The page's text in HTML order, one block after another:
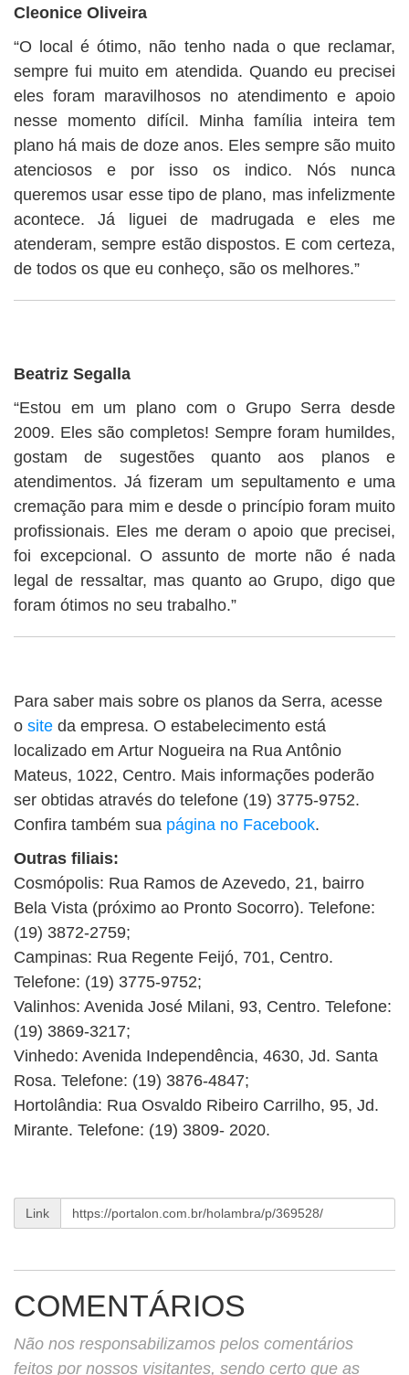
Cleonice Oliveira
“O local é ótimo, não tenho nada o que reclamar,
sempre fui muito em atendida. Quando eu precisei
eles foram maravilhosos no atendimento e apoio
nesse momento difícil. Minha família inteira tem
plano há mais de doze anos. Eles sempre são muito
atenciosos e por isso os indico. Nós nunca
queremos usar esse tipo de plano, mas infelizmente
acontece. Já liguei de madrugada e eles me
atenderam, sempre estão dispostos. E com certeza,
de todos os que eu conheço, são os melhores.”
Beatriz Segalla
“Estou em um plano com o Grupo Serra desde
2009. Eles são completos! Sempre foram humildes,
gostam de sugestões quanto aos planos e
atendimentos. Já fizeram um sepultamento e uma
cremação para mim e desde o princípio foram muito
profissionais. Eles me deram o apoio que precisei,
foi excepcional. O assunto de morte não é nada
legal de ressaltar, mas quanto ao Grupo, digo que
foram ótimos no seu trabalho.”
Para saber mais sobre os planos da Serra, acesse
o site da empresa. O estabelecimento está
localizado em Artur Nogueira na Rua Antônio
Mateus, 1022, Centro. Mais informações poderão
ser obtidas através do telefone (19) 3775-9752.
Confira também sua página no Facebook.
Outras filiais:
Cosmópolis: Rua Ramos de Azevedo, 21, bairro
Bela Vista (próximo ao Pronto Socorro). Telefone:
(19) 3872-2759;
Campinas: Rua Regente Feijó, 701, Centro.
Telefone: (19) 3775-9752;
Valinhos: Avenida José Milani, 93, Centro. Telefone:
(19) 3869-3217;
Vinhedo: Avenida Independência, 4630, Jd. Santa
Rosa. Telefone: (19) 3876-4847;
Hortolândia: Rua Osvaldo Ribeiro Carrilho, 95, Jd.
Mirante. Telefone: (19) 3809- 2020.
Link
COMENTÁRIOS
Não nos responsabilizamos pelos comentários
feitos por nossos visitantes, sendo certo que as